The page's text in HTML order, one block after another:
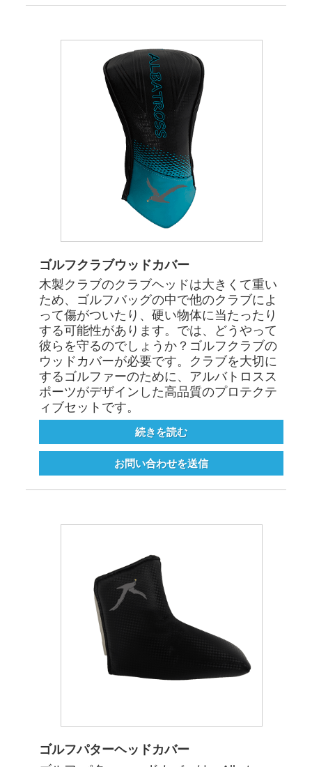
ゴルフクラブウッドカバー
木製クラブのクラブヘッドは大きくて重い
ため、ゴルフバッグの中で他のクラブによ
って傷がついたり、硬い物体に当たったり
する可能性があります。では、どうやって
彼らを守るのでしょうか？ゴルフクラブの
ウッドカバーが必要です。クラブを大切に
するゴルファーのために、アルバトロスス
ポーツがデザインした高品質のプロテクテ
ィブセットです。
続きを読む
お問い合わせを送信
ゴルフパターヘッドカバー